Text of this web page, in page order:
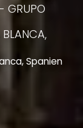
GRUPO
BLANCA,
Spanien